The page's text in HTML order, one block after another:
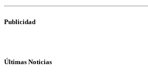
Publicidad
Últimas Noticias